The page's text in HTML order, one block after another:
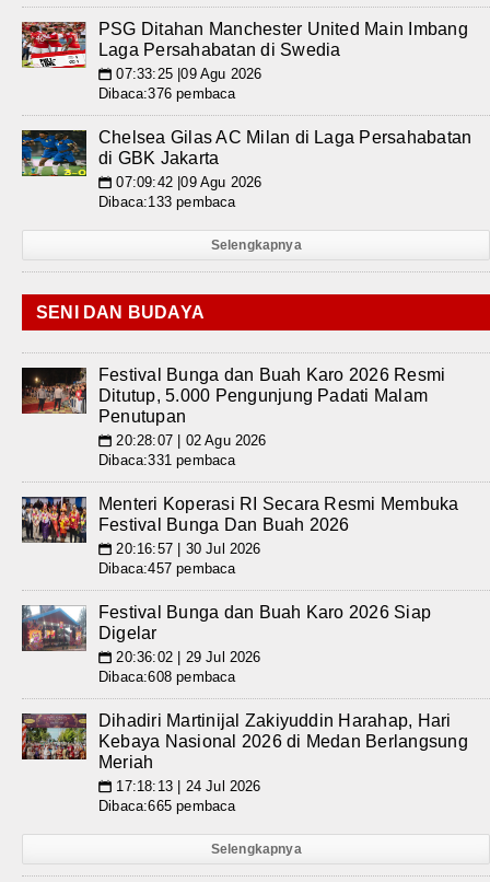
PSG Ditahan Manchester United Main Imbang
Laga Persahabatan di Swedia
📅 07:33:25 |09 Agu 2026
Dibaca:376 pembaca
Chelsea Gilas AC Milan di Laga Persahabatan
di GBK Jakarta
📅 07:09:42 |09 Agu 2026
Dibaca:133 pembaca
Selengkapnya
SENI DAN BUDAYA
Festival Bunga dan Buah Karo 2026 Resmi
Ditutup, 5.000 Pengunjung Padati Malam
Penutupan
📅 20:28:07 | 02 Agu 2026
Dibaca:331 pembaca
Menteri Koperasi RI Secara Resmi Membuka
Festival Bunga Dan Buah 2026
📅 20:16:57 | 30 Jul 2026
Dibaca:457 pembaca
Festival Bunga dan Buah Karo 2026 Siap
Digelar
📅 20:36:02 | 29 Jul 2026
Dibaca:608 pembaca
Dihadiri Martinijal Zakiyuddin Harahap, Hari
Kebaya Nasional 2026 di Medan Berlangsung
Meriah
📅 17:18:13 | 24 Jul 2026
Dibaca:665 pembaca
Selengkapnya